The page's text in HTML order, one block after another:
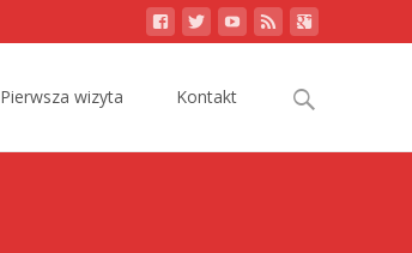
Pierwsza wizyta Kontakt
Search